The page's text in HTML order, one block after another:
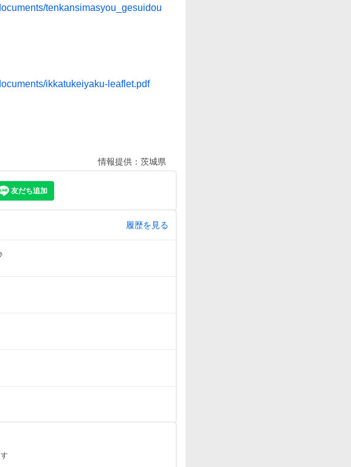
tenkansimasyou_gesuidou
ikkatukeiyaku-leaflet.pdf
情報提供： 茨城県
友だち追加
履歴を見る